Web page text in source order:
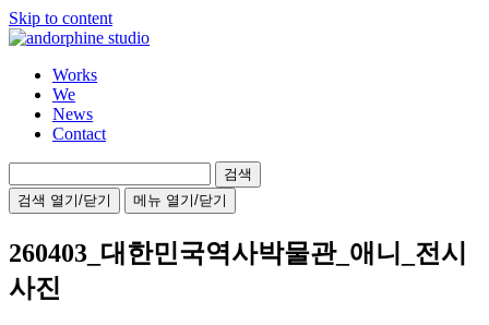
Skip to content
Works
We
News
Contact
색:검색 열기/닫기 메뉴 열기/닫기
260403_대한민국역사박물관_애니_전시
사진